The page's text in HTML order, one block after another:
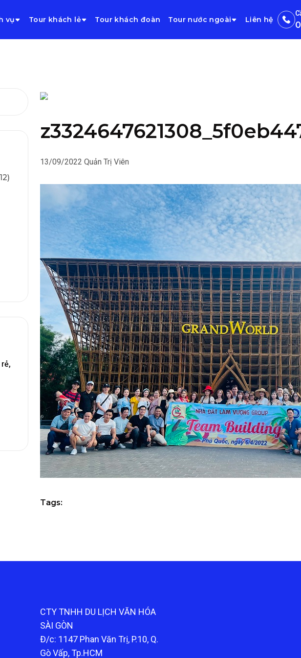
vụ Tour khách lẻ Tour khách đoàn Tour nước ngoài Liên hệ
13/09/2022 Quản Trị Viên
Tags:
CTY TNHH DU LỊCH VĂN HÓA
SÀI GÒN
Đ/c: 1147 Phan Văn Trị, P.10, Q.
Gò Vấp, Tp.HCM